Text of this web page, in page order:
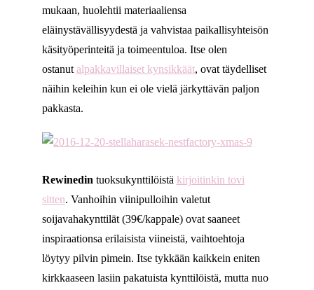
mukaan, huolehtii materiaaliensa
eläinystävällisyydestä ja vahvistaa paikallisyhteisön
käsityöperinteitä ja toimeentuloa. Itse olen
ostanut alpakkavillaiset kynsikkäät, ovat täydelliset
näihin keleihin kun ei ole vielä järkyttävän paljon
pakkasta.
Rewinedin tuoksukynttilöistä kirjoitinkin tovi
sitten. Vanhoihin viinipulloihin valetut
soijavahakynttilät (39€/kappale) ovat saaneet
inspiraationsa erilaisista viineistä, vaihtoehtoja
löytyy pilvin pimein. Itse tykkään kaikkein eniten
kirkkaaseen lasiin pakatuista kynttilöistä, mutta nuo